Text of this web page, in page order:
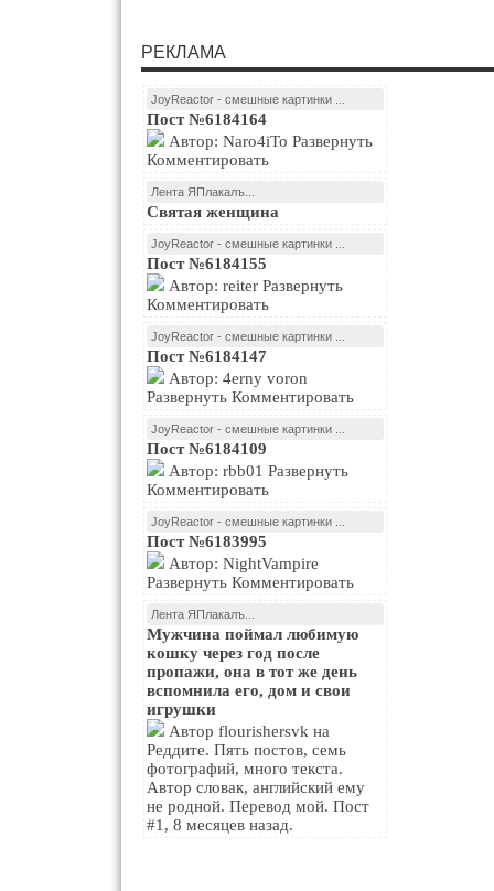
РЕКЛАМА
JoyReactor - смешные картинки ...
Пост №6184164
Комментировать
Лента ЯПлакалъ...
Святая женщина
JoyReactor - смешные картинки ...
Пост №6184155
Комментировать
JoyReactor - смешные картинки ...
Пост №6184147
Развернуть Комментировать
JoyReactor - смешные картинки ...
Пост №6184109
Комментировать
JoyReactor - смешные картинки ...
Пост №6183995
Развернуть Комментировать
Лента ЯПлакалъ...
Мужчина поймал любимую
кошку через год после
пропажи, она в тот же день
вспомнила его, дом и свои
игрушки
Реддите. Пять постов, семь
фотографий, много текста.
Автор словак, английский ему
не родной. Перевод мой. Пост
#1, 8 месяцев назад.